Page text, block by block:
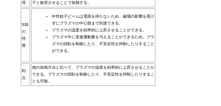
理
子と衝突させることで加熱する。
NBI
の
特
徴
中性粒子ビームは電荷を持たないため、磁場の影響を受け
ずにプラズマの中心部まで到達できる。
プラズマの温度を効率的に上昇させることができる。
プラズマ中に直接運動量を与えることができるため、プラ
ズマの回転を制御したり、不安定性を抑制したりすること
ができる。
利
点
他の加熱方法と比べて、プラズマの温度を効率的に上昇させることが
できる。プラズマの回転を制御したり、不安定性を抑制したりするこ
とも可能。